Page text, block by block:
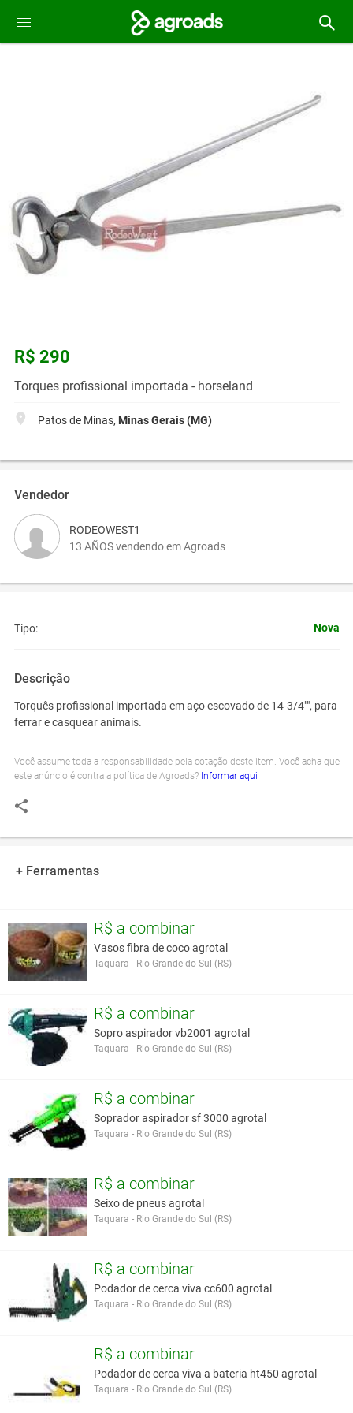
R$ 290
Torques profissional importada - horseland
Patos de Minas, Minas Gerais (MG)
Vendedor
RODEOWEST1
13 AÑOS vendendo em Agroads
Tipo: Nova
Descrição
Torquês profissional importada em aço escovado de 14-3/4"", para
ferrar e casquear animais.
Você assume toda a responsabilidade pela cotação deste item. Você acha que
este anúncio é contra a política de Agroads? Informar aqui
+ Ferramentas
R$ a combinar
Vasos fibra de coco agrotal
Taquara - Rio Grande do Sul (RS)
R$ a combinar
Sopro aspirador vb2001 agrotal
Taquara - Rio Grande do Sul (RS)
R$ a combinar
Soprador aspirador sf 3000 agrotal
Taquara - Rio Grande do Sul (RS)
R$ a combinar
Seixo de pneus agrotal
Taquara - Rio Grande do Sul (RS)
R$ a combinar
Podador de cerca viva cc600 agrotal
Taquara - Rio Grande do Sul (RS)
R$ a combinar
Podador de cerca viva a bateria ht450 agrotal
Taquara - Rio Grande do Sul (RS)